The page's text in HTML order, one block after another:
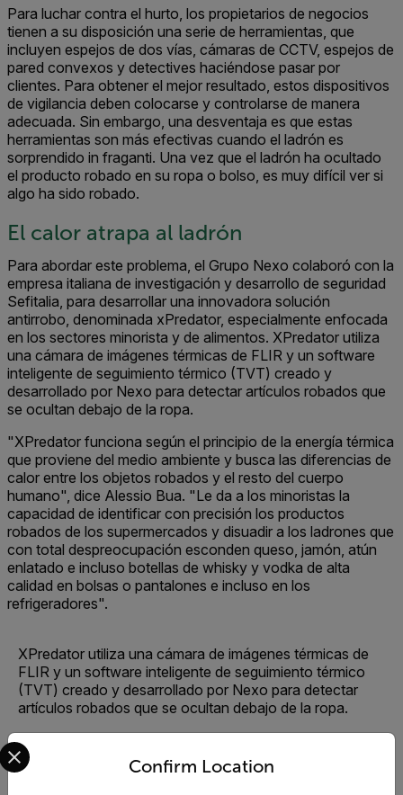
Para luchar contra el hurto, los propietarios de negocios
tienen a su disposición una serie de herramientas, que
incluyen espejos de dos vías, cámaras de CCTV, espejos de
pared convexos y detectives haciéndose pasar por
clientes. Para obtener el mejor resultado, estos dispositivos
de vigilancia deben colocarse y controlarse de manera
adecuada. Sin embargo, una desventaja es que estas
herramientas son más efectivas cuando el ladrón es
sorprendido in fraganti. Una vez que el ladrón ha ocultado
el producto robado en su ropa o bolso, es muy difícil ver si
algo ha sido robado.
El calor atrapa al ladrón
Para abordar este problema, el Grupo Nexo colaboró ​​con la
empresa italiana de investigación y desarrollo de seguridad
Sefitalia, para desarrollar una innovadora solución
antirrobo, denominada xPredator, especialmente enfocada
en los sectores minorista y de alimentos. XPredator utiliza
una cámara de imágenes térmicas de FLIR y un software
inteligente de seguimiento térmico (TVT) creado y
desarrollado por Nexo para detectar artículos robados que
se ocultan debajo de la ropa.
"XPredator funciona según el principio de la energía térmica
que proviene del medio ambiente y busca las diferencias de
calor entre los objetos robados y el resto del cuerpo
humano", dice Alessio Bua. "Le da a los minoristas la
capacidad de identificar con precisión los productos
robados de los supermercados y disuadir a los ladrones que
con total despreocupación esconden queso, jamón, atún
enlatado e incluso botellas de whisky y vodka de alta
calidad en bolsas o pantalones e incluso en los
refrigeradores".
XPredator utiliza una cámara de imágenes térmicas de
FLIR y un software inteligente de seguimiento térmico
(TVT) creado y desarrollado por Nexo para detectar
artículos robados que se ocultan debajo de la ropa.
El hurto en tiendas y el robo en tiendas minoristas puede
no parecer un gran negocio, pero para las pequeñas
Confirm Location
Select your preferred country and language from the